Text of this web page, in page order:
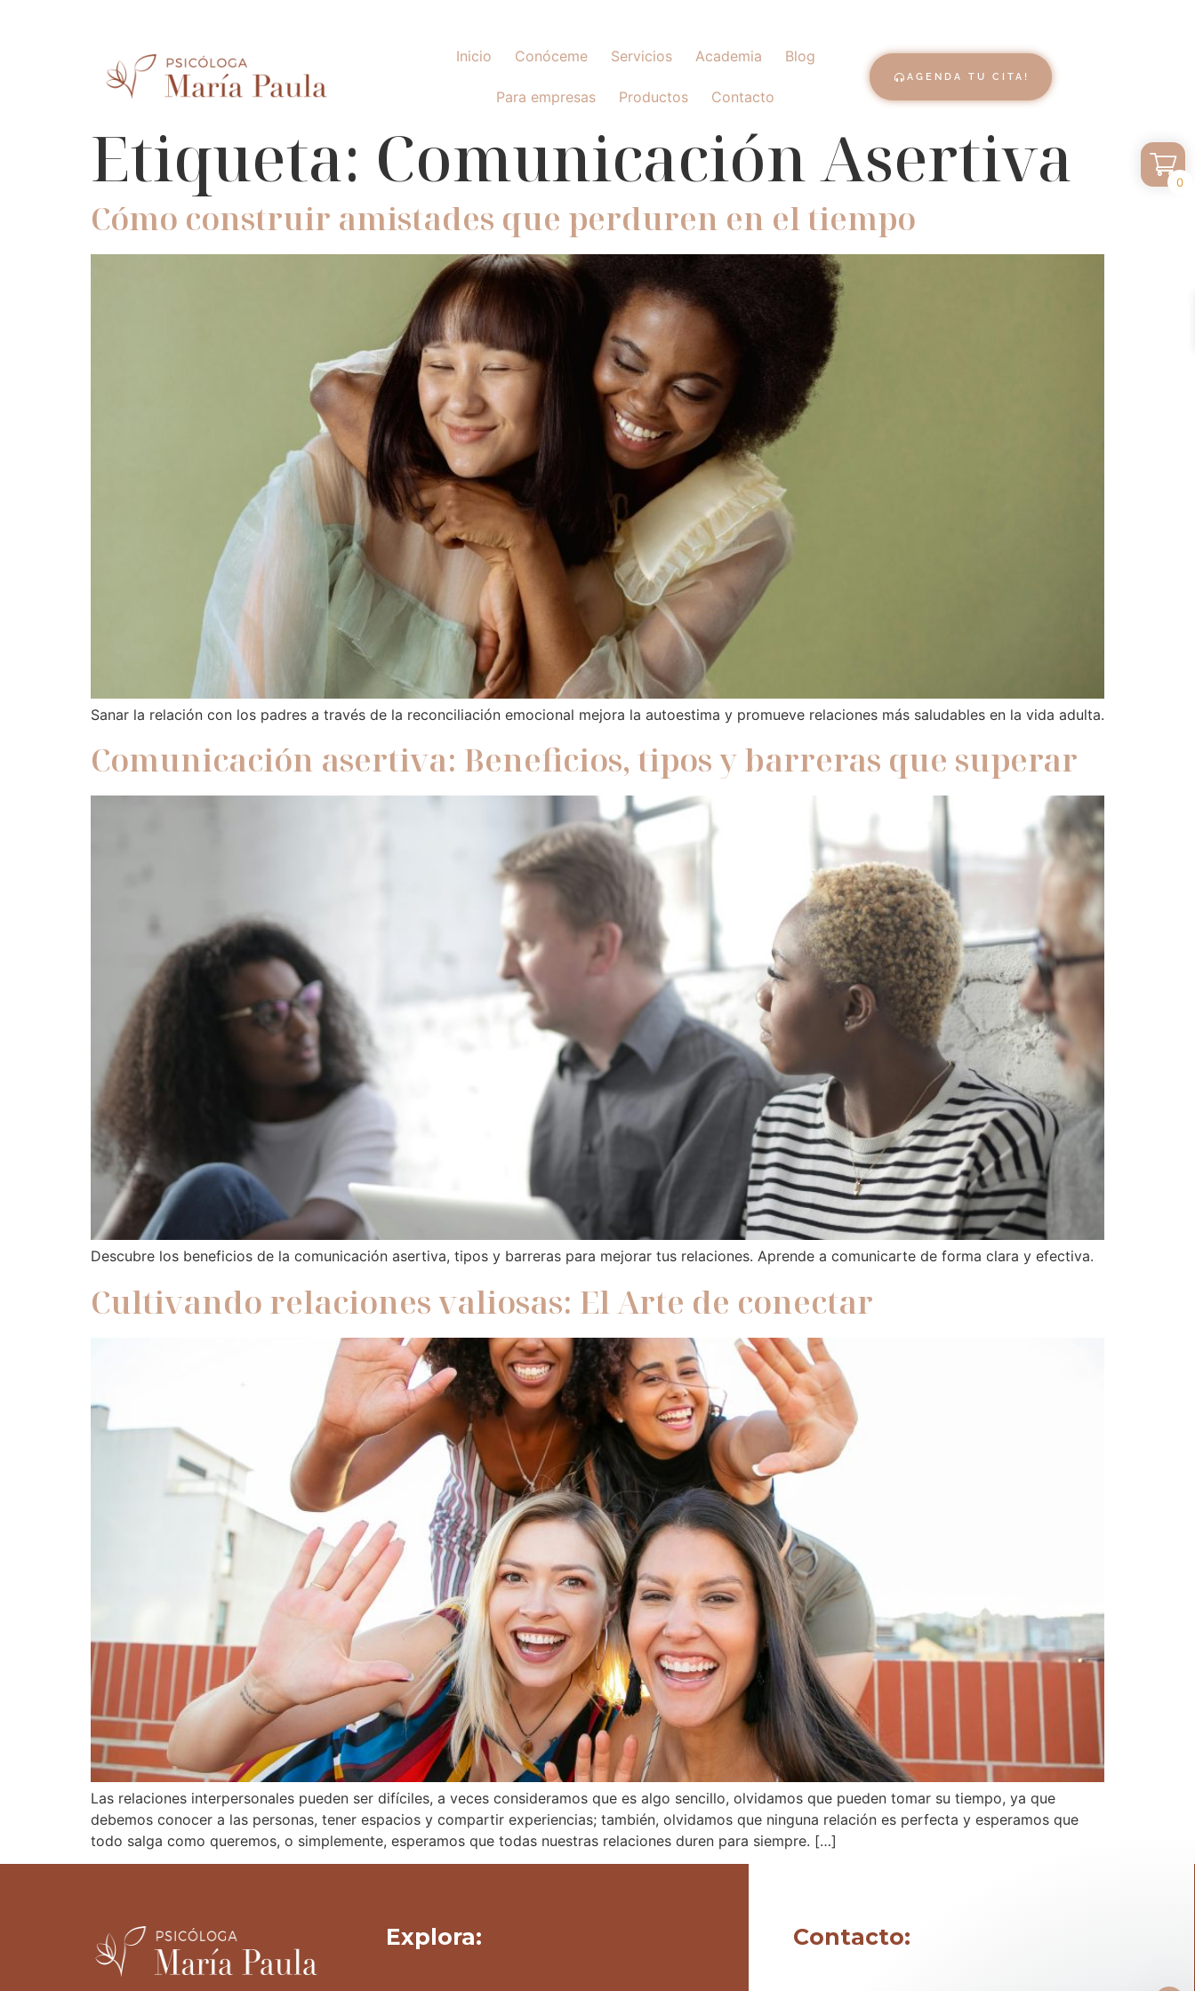
Inicio Conóceme Servicios Academia Blog
Para empresas Productos Contacto
AGENDA TU CITA!
Etiqueta: Comunicación Asertiva
Cómo construir amistades que perduren en el tiempo
Sanar la relación con los padres a través de la reconciliación emocional mejora la autoestima y promueve relaciones más saludables en la vida adulta.
Comunicación asertiva: Beneficios, tipos y barreras que superar
Descubre los beneficios de la comunicación asertiva, tipos y barreras para mejorar tus relaciones. Aprende a comunicarte de forma clara y efectiva.
Cultivando relaciones valiosas: El Arte de conectar
Las relaciones interpersonales pueden ser difíciles, a veces consideramos que es algo sencillo, olvidamos que pueden tomar su tiempo, ya que
debemos conocer a las personas, tener espacios y compartir experiencias; también, olvidamos que ninguna relación es perfecta y esperamos que
todo salga como queremos, o simplemente, esperamos que todas nuestras relaciones duren para siempre. […]
Explora: Contacto:
0